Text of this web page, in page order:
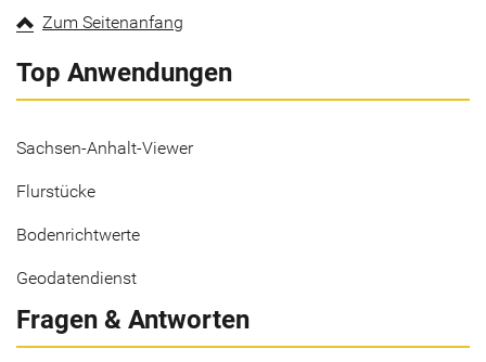
Zum Seitenanfang
Top Anwendungen
Sachsen-Anhalt-Viewer
Flurstücke
Bodenrichtwerte
Geodatendienst
Fragen & Antworten